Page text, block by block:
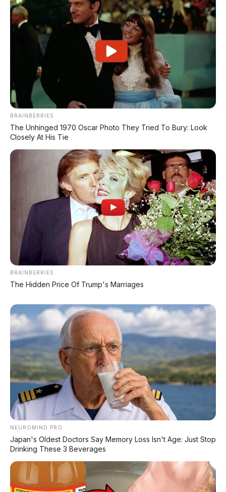
Chat Kami Sekarang
PALING BANYAKDIBACA
Leapmotor B01: Sedan Listrik Kompak 800V
dengan Range 670 Km
Huawei AITO M9: SUV Premium 903 HP dengan
Xpeng GX: SUV Full-Size Premium dengan AI
Turing & Range 1.585 Km
BYD Leopard 8: SUV Off-Road PHEV 748 HP
Siap Tantang Land Cruiser!
MG 4X: SUV Listrik Kompak dengan Baterai
Semi-Solid-State & Range 610 Km
BRAINBERRIES
The Unhinged 1970 Oscar Photo They Tried To Bury: Look
Closely At His Tie
BRAINBERRIES
The Hidden Price Of Trump's Marriages
NEUROMIND PRO
Japan's Oldest Doctors Say Memory Loss Isn't Age: Just Stop
Drinking These 3 Beverages